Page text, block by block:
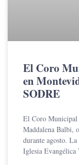
El Coro
en
SODRE
El Coro
Maddalena Balbi,
durante agosto.
Iglesia Evangélica